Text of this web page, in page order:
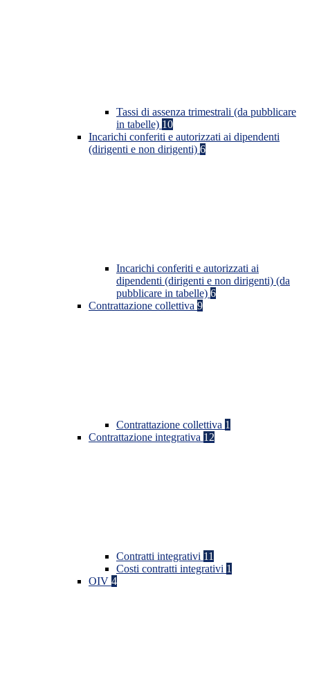
Tassi di assenza trimestrali (da pubblicare
in tabelle) 10
Incarichi conferiti e autorizzati ai dipendenti
(dirigenti e non dirigenti) 6
Incarichi conferiti e autorizzati ai
dipendenti (dirigenti e non dirigenti) (da
pubblicare in tabelle) 6
Contrattazione collettiva 9
Contrattazione collettiva 1
Contrattazione integrativa 12
Contratti integrativi 11
Costi contratti integrativi 1
OIV 4